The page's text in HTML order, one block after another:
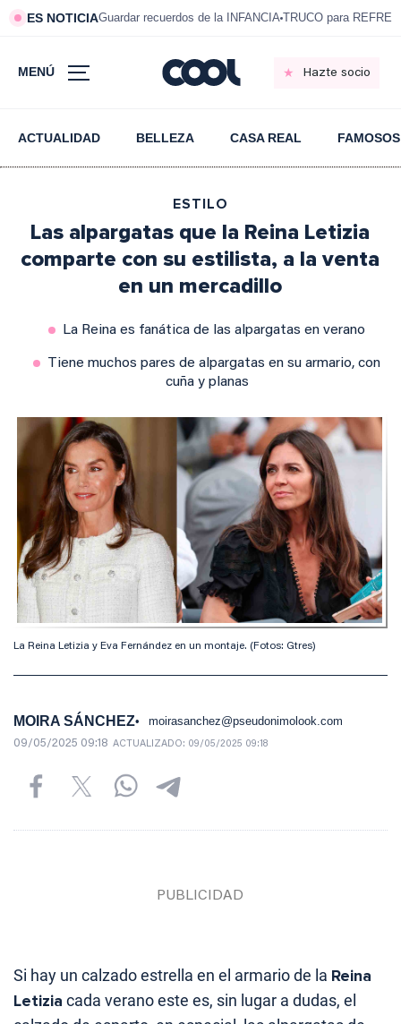
ES NOTICIAGuardar recuerdos de la INFANCIA TRUCO para
MENÚ Hazte socio
ACTUALIDAD BELLEZA CASA REAL FAMOSOS
ESTILO
Las alpargatas que la Reina Letizia
comparte con su estilista, a la venta
en un mercadillo
La Reina es fanática de las alpargatas en verano
Tiene muchos pares de alpargatas en su armario, con
cuña y planas
La Reina Letizia y Eva Fernández en un montaje. (Fotos: Gtres)
MOIRA SÁNCHEZ moirasanchez@pseudonimolook.com
09/05/2025 09:18 ACTUALIZADO: 09/05/2025 09:18
Si hay un calzado estrella en el armario de la Reina
Letizia cada verano este es, sin lugar a dudas, el